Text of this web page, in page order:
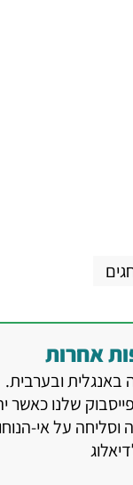
אחרות
באנגלית ובערבית.
שלנו כאשר
וסליחה על אי-